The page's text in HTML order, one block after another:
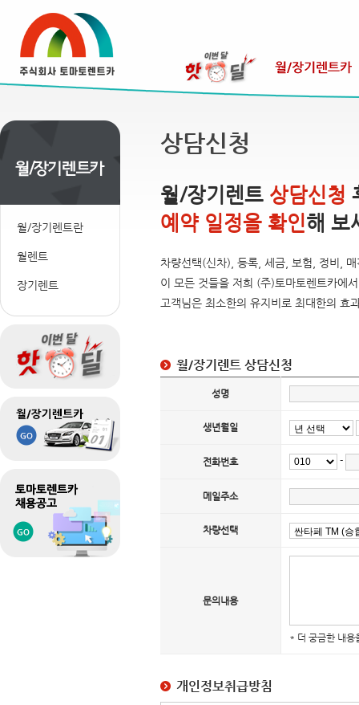
월/장기렌트란
월렌트
장기렌트
상담신청
월/장기렌트 상담신청
예약 일정을 확인해 보
차량선택(신차), 등록, 세금, 보험, 정비,
이 모든 것들을 저희 (주)토마토렌트카에
고객님은 최소한의 유지비로 최대한의 효
월/장기렌트 상담신청
성명
생년월일
전화번호 -
메일주소
차량선택
문의내용
* 더 궁금한 내용
개인정보취급방침